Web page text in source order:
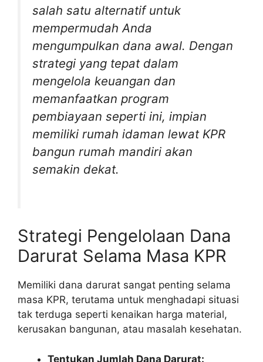
salah satu alternatif untuk
mempermudah Anda
mengumpulkan dana awal. Dengan
strategi yang tepat dalam
mengelola keuangan dan
memanfaatkan program
pembiayaan seperti ini, impian
memiliki rumah idaman lewat KPR
bangun rumah mandiri akan
semakin dekat.
Strategi Pengelolaan Dana
Darurat Selama Masa KPR
Memiliki dana darurat sangat penting selama
masa KPR, terutama untuk menghadapi situasi
tak terduga seperti kenaikan harga material,
kerusakan bangunan, atau masalah kesehatan.
Tentukan Jumlah Dana Darurat: